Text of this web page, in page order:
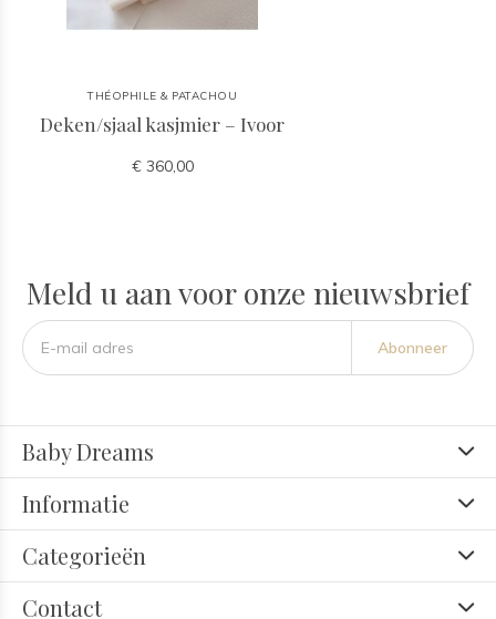
THÉOPHILE & PATACHOU
Deken/sjaal kasjmier – Ivoor
€ 360,00
Meld u aan voor onze nieuwsbrief
Abonneer
Baby Dreams
Informatie
Categorieën
Contact